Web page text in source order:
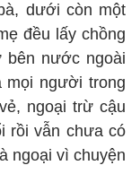
dưới còn một
đều lấy chồng
bên nước ngoài
mọi người trong
ngoại trừ cậu
rồi vẫn chưa có
ngoại vì chuyện